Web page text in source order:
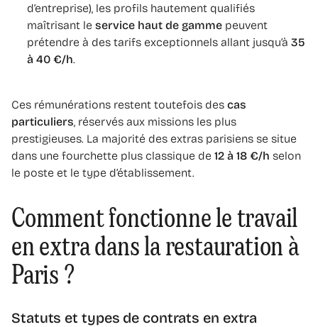
d’entreprise), les profils hautement qualifiés
maîtrisant le service haut de gamme peuvent
prétendre à des tarifs exceptionnels allant jusqu’à 35
à 40 €/h.
Ces rémunérations restent toutefois des cas
particuliers , réservés aux missions les plus
prestigieuses. La majorité des extras parisiens se situe
dans une fourchette plus classique de 12 à 18 €/h selon
le poste et le type d’établissement.
Comment fonctionne le travail
en extra dans la restauration à
Paris ?
Statuts et types de contrats en extra